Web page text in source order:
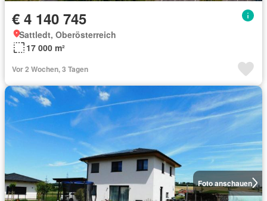
€ 4 140 745
Sattledt, Oberösterreich
17 000 m²
Vor 2 Wochen, 3 Tagen
Foto anschauen